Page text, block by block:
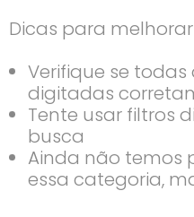
Dicas para
Verifique se
digitadas
Tente usar filtros
busca
Ainda não temos
essa categoria,